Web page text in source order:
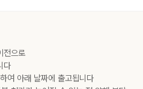
전으로
다
여 아래 날짜에 출고됩니다